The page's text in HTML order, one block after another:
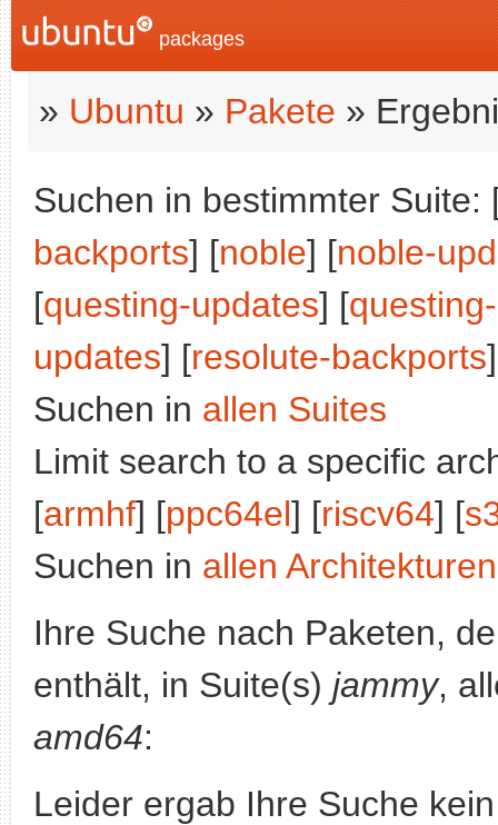
packages
» Ubuntu » Pakete »
Suchen in bestimmter Suite:
backports] [noble] [noble-
[questing-updates] [
updates] [resolute-backports
Suchen in allen Suites
Limit search to a specific
[armhf] [ppc64el] [riscv64] [
Suchen in allen Architekturen
Ihre Suche nach Paketen,
enthält, in Suite(s) jammy,
amd64:
Leider ergab Ihre Suche